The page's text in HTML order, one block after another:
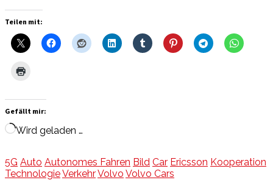
Teilen mit:
Gefällt mir:
Wird geladen …
5G Auto Autonomes Fahren Bild Car Ericsson Kooperation
TechnologieVerkehrVolvo Volvo Cars